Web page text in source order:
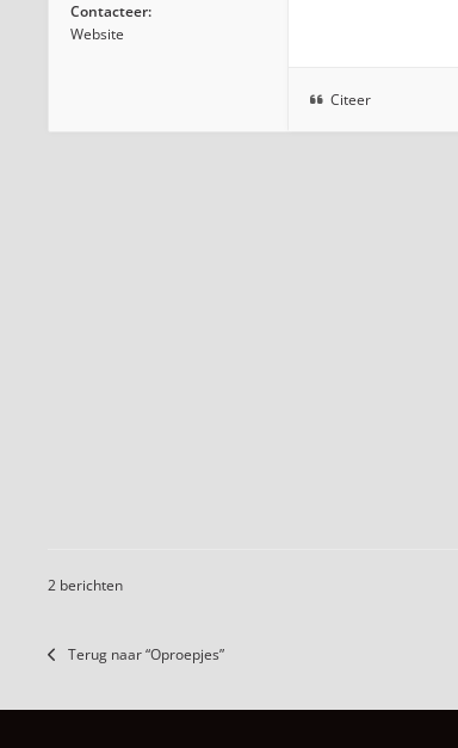
Contacteer:
Website
Citeer
2 berichten
Terug naar “Oproepjes”